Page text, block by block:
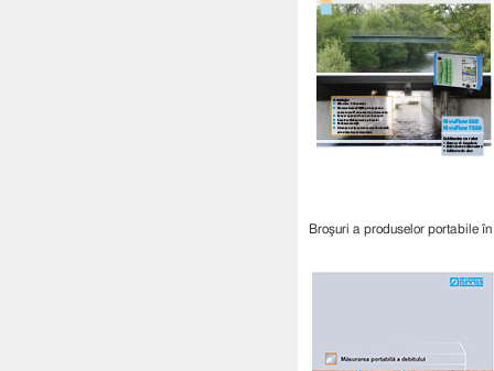
Broşuri a produselor portabile